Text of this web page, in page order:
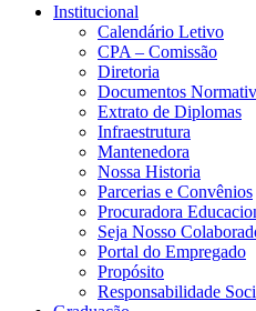
Institucional
Calendário Letivo
CPA – Comissão
Diretoria
Documentos
Extrato de Diplomas
Infraestrutura
Mantenedora
Nossa Historia
Parcerias e Convênios
Procuradora
Seja Nosso
Portal do Empregado
Propósito
Responsabilidade